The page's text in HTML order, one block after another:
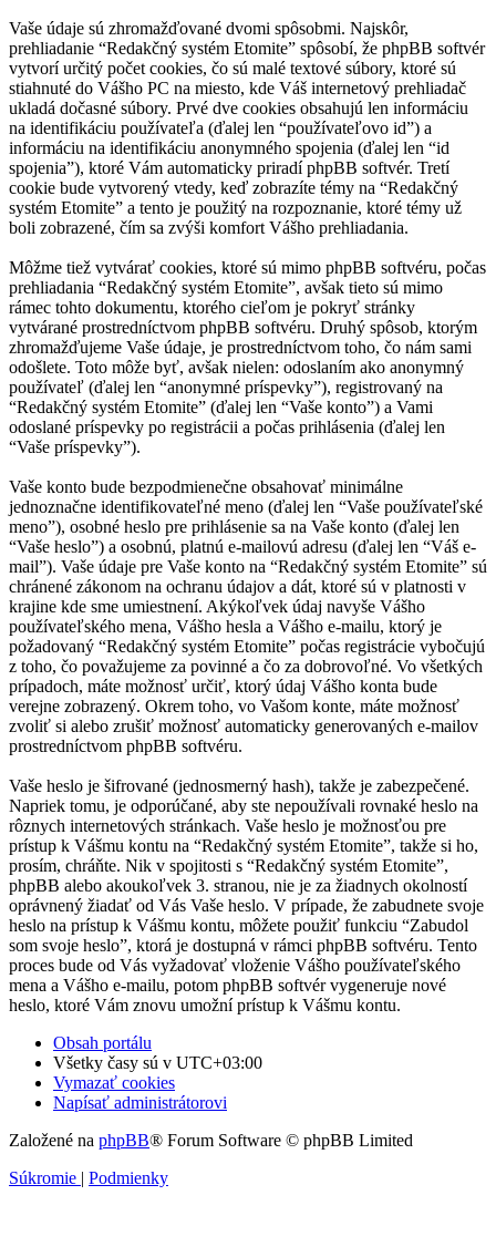
Vaše údaje sú zhromažďované dvomi spôsobmi. Najskôr,
prehliadanie “Redakčný systém Etomite” spôsobí, že phpBB softvér
vytvorí určitý počet cookies, čo sú malé textové súbory, ktoré sú
stiahnuté do Vášho PC na miesto, kde Váš internetový prehliadač
ukladá dočasné súbory. Prvé dve cookies obsahujú len informáciu
na identifikáciu používateľa (ďalej len “používateľovo id”) a
informáciu na identifikáciu anonymného spojenia (ďalej len “id
spojenia”), ktoré Vám automaticky priradí phpBB softvér. Tretí
cookie bude vytvorený vtedy, keď zobrazíte témy na “Redakčný
systém Etomite” a tento je použitý na rozpoznanie, ktoré témy už
boli zobrazené, čím sa zvýši komfort Vášho prehliadania.
Môžme tiež vytvárať cookies, ktoré sú mimo phpBB softvéru, počas
prehliadania “Redakčný systém Etomite”, avšak tieto sú mimo
rámec tohto dokumentu, ktorého cieľom je pokryť stránky
vytvárané prostredníctvom phpBB softvéru. Druhý spôsob, ktorým
zhromažďujeme Vaše údaje, je prostredníctvom toho, čo nám sami
odošlete. Toto môže byť, avšak nielen: odoslaním ako anonymný
používateľ (ďalej len “anonymné príspevky”), registrovaný na
“Redakčný systém Etomite” (ďalej len “Vaše konto”) a Vami
odoslané príspevky po registrácii a počas prihlásenia (ďalej len
“Vaše príspevky”).
Vaše konto bude bezpodmienečne obsahovať minimálne
jednoznačne identifikovateľné meno (ďalej len “Vaše používateľské
meno”), osobné heslo pre prihlásenie sa na Vaše konto (ďalej len
“Vaše heslo”) a osobnú, platnú e-mailovú adresu (ďalej len “Váš e-
mail”). Vaše údaje pre Vaše konto na “Redakčný systém Etomite” sú
chránené zákonom na ochranu údajov a dát, ktoré sú v platnosti v
krajine kde sme umiestnení. Akýkoľvek údaj navyše Vášho
používateľského mena, Vášho hesla a Vášho e-mailu, ktorý je
požadovaný “Redakčný systém Etomite” počas registrácie vybočujú
z toho, čo považujeme za povinné a čo za dobrovoľné. Vo všetkých
prípadoch, máte možnosť určiť, ktorý údaj Vášho konta bude
verejne zobrazený. Okrem toho, vo Vašom konte, máte možnosť
zvoliť si alebo zrušiť možnosť automaticky generovaných e-mailov
prostredníctvom phpBB softvéru.
Vaše heslo je šifrované (jednosmerný hash), takže je zabezpečené.
Napriek tomu, je odporúčané, aby ste nepoužívali rovnaké heslo na
rôznych internetových stránkach. Vaše heslo je možnosťou pre
prístup k Vášmu kontu na “Redakčný systém Etomite”, takže si ho,
prosím, chráňte. Nik v spojitosti s “Redakčný systém Etomite”,
phpBB alebo akoukoľvek 3. stranou, nie je za žiadnych okolností
oprávnený žiadať od Vás Vaše heslo. V prípade, že zabudnete svoje
heslo na prístup k Vášmu kontu, môžete použiť funkciu “Zabudol
som svoje heslo”, ktorá je dostupná v rámci phpBB softvéru. Tento
proces bude od Vás vyžadovať vloženie Vášho používateľského
mena a Vášho e-mailu, potom phpBB softvér vygeneruje nové
heslo, ktoré Vám znovu umožní prístup k Vášmu kontu.
Obsah portálu
Všetky časy sú v UTC+03:00
Vymazať cookies
Napísať administrátorovi
Založené na phpBB® Forum Software © phpBB Limited
Súkromie | Podmienky